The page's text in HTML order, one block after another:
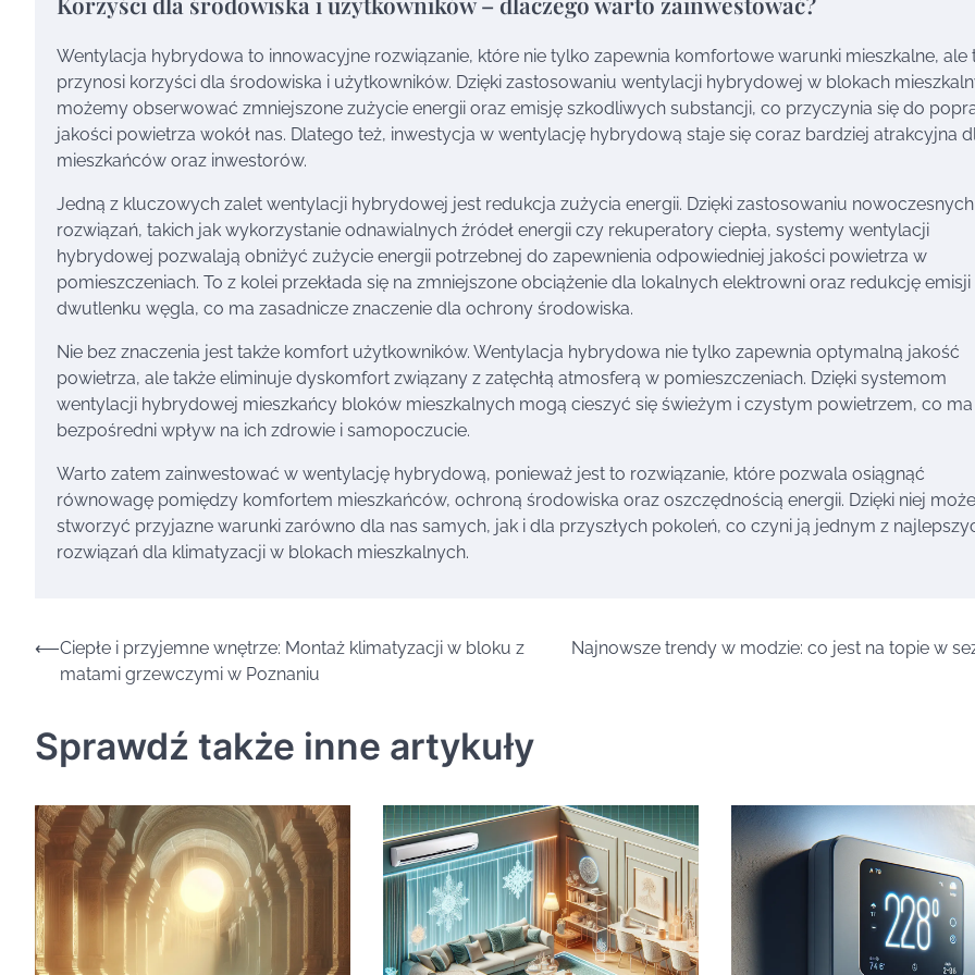
Wentylacja hybrydowa to innowacyjne rozwiązanie, które nie tylko zapewnia komfortowe warunki mieszkalne, ale
przynosi korzyści dla środowiska i użytkowników. Dzięki zastosowaniu wentylacji hybrydowej w blokach
możemy obserwować zmniejszone zużycie energii oraz emisję szkodliwych substancji, co przyczynia się do
jakości powietrza wokół nas. Dlatego też, inwestycja w wentylację hybrydową staje się coraz bardziej atrakcyjna
mieszkańców oraz inwestorów.
Jedną z kluczowych zalet wentylacji hybrydowej jest redukcja zużycia energii. Dzięki zastosowaniu nowoczesnych
rozwiązań, takich jak wykorzystanie odnawialnych źródeł energii czy rekuperatory ciepła, systemy wentylacji
hybrydowej pozwalają obniżyć zużycie energii potrzebnej do zapewnienia odpowiedniej jakości powietrza w
pomieszczeniach. To z kolei przekłada się na zmniejszone obciążenie dla lokalnych elektrowni oraz redukcję emisji
dwutlenku węgla, co ma zasadnicze znaczenie dla ochrony środowiska.
Nie bez znaczenia jest także komfort użytkowników. Wentylacja hybrydowa nie tylko zapewnia optymalną jakość
powietrza, ale także eliminuje dyskomfort związany z zatęchłą atmosferą w pomieszczeniach. Dzięki systemom
wentylacji hybrydowej mieszkańcy bloków mieszkalnych mogą cieszyć się świeżym i czystym powietrzem, co ma
bezpośredni wpływ na ich zdrowie i samopoczucie.
Warto zatem zainwestować w wentylację hybrydową, ponieważ jest to rozwiązanie, które pozwala osiągnąć
równowagę pomiędzy komfortem mieszkańców, ochroną środowiska oraz oszczędnością energii. Dzięki niej
stworzyć przyjazne warunki zarówno dla nas samych, jak i dla przyszłych pokoleń, co czyni ją jednym z
rozwiązań dla klimatyzacji w blokach mieszkalnych.
Nawigacja
wpisu
⟵Ciepłe i przyjemne wnętrze: Montaż klimatyzacji w bloku z
matami grzewczymi w Poznaniu
Najnowsze trendy w modzie: co jest na topie w
Sprawdź także inne artykuły